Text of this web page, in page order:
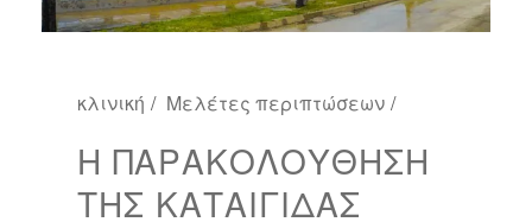
κλινική Μελέτες περιπτώσεων
Η ΠΑΡΑΚΟΛΟΎΘΗΣΗ
ΤΗΣ ΚΑΤΑΙΓΊΔΑΣ